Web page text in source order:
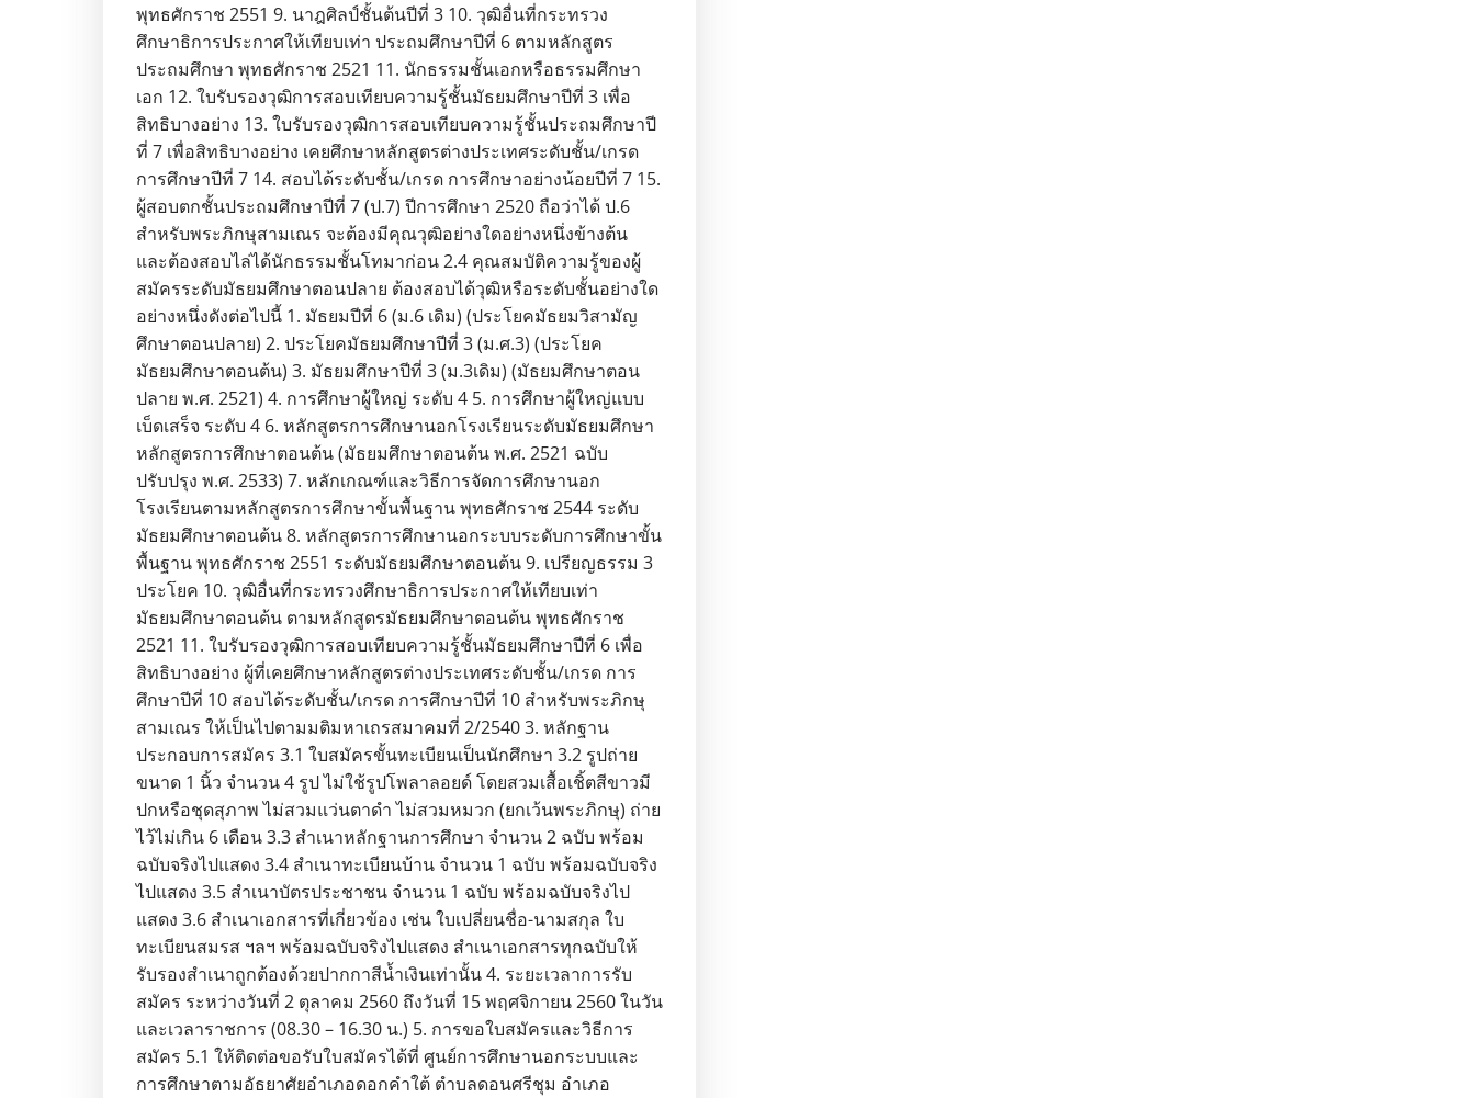
พุทธศักราช 2551 9. นาฎศิลป์ชั้นต้นปีที่ 3 10. วุฒิอื่นที่กระทรวง
ศึกษาธิการประกาศให้เทียบเท่า ประถมศึกษาปีที่ 6 ตามหลักสูตร
ประถมศึกษา พุทธศักราช 2521 11. นักธรรมชั้นเอกหรือธรรมศึกษา
เอก 12. ใบรับรองวุฒิการสอบเทียบความรู้ชั้นมัธยมศึกษาปีที่ 3 เพื่อ
สิทธิบางอย่าง 13. ใบรับรองวุฒิการสอบเทียบความรู้ชั้นประถมศึกษาปี
ที่ 7 เพื่อสิทธิบางอย่าง เคยศึกษาหลักสูตรต่างประเทศระดับชั้น/เกรด
การศึกษาปีที่ 7 14. สอบได้ระดับชั้น/เกรด การศึกษาอย่างน้อยปีที่ 7 15.
ผู้สอบตกชั้นประถมศึกษาปีที่ 7 (ป.7) ปีการศึกษา 2520 ถือว่าได้ ป.6
สำหรับพระภิกษุสามเณร จะต้องมีคุณวุฒิอย่างใดอย่างหนึ่งข้างต้น
และต้องสอบไล่ได้นักธรรมชั้นโทมาก่อน 2.4 คุณสมบัติความรู้ของผู้
สมัครระดับมัธยมศึกษาตอนปลาย ต้องสอบได้วุฒิหรือระดับชั้นอย่างใด
อย่างหนึ่งดังต่อไปนี้ 1. มัธยมปีที่ 6 (ม.6 เดิม) (ประโยคมัธยมวิสามัญ
ศึกษาตอนปลาย) 2. ประโยคมัธยมศึกษาปีที่ 3 (ม.ศ.3) (ประโยค
มัธยมศึกษาตอนต้น) 3. มัธยมศึกษาปีที่ 3 (ม.3เดิม) (มัธยมศึกษาตอน
ปลาย พ.ศ. 2521) 4. การศึกษาผู้ใหญ่ ระดับ 4 5. การศึกษาผู้ใหญ่แบบ
เบ็ดเสร็จ ระดับ 4 6. หลักสูตรการศึกษานอกโรงเรียนระดับมัธยมศึกษา
หลักสูตรการศึกษาตอนต้น (มัธยมศึกษาตอนต้น พ.ศ. 2521 ฉบับ
ปรับปรุง พ.ศ. 2533) 7. หลักเกณฑ์และวิธีการจัดการศึกษานอก
โรงเรียนตามหลักสูตรการศึกษาขั้นพื้นฐาน พุทธศักราช 2544 ระดับ
มัธยมศึกษาตอนต้น 8. หลักสูตรการศึกษานอกระบบระดับการศึกษาขั้น
พื้นฐาน พุทธศักราช 2551 ระดับมัธยมศึกษาตอนต้น 9. เปรียญธรรม 3
ประโยค 10. วุฒิอื่นที่กระทรวงศึกษาธิการประกาศให้เทียบเท่า
มัธยมศึกษาตอนต้น ตามหลักสูตรมัธยมศึกษาตอนต้น พุทธศักราช
2521 11. ใบรับรองวุฒิการสอบเทียบความรู้ชั้นมัธยมศึกษาปีที่ 6 เพื่อ
สิทธิบางอย่าง ผู้ที่เคยศึกษาหลักสูตรต่างประเทศระดับชั้น/เกรด การ
ศึกษาปีที่ 10 สอบได้ระดับชั้น/เกรด การศึกษาปีที่ 10 สำหรับพระภิกษุ
สามเณร ให้เป็นไปตามมติมหาเถรสมาคมที่ 2/2540 3. หลักฐาน
ประกอบการสมัคร 3.1 ใบสมัครขั้นทะเบียนเป็นนักศึกษา 3.2 รูปถ่าย
ขนาด 1 นิ้ว จำนวน 4 รูป ไม่ใช้รูปโพลาลอยด์ โดยสวมเสื้อเชิ้ตสีขาวมี
ปกหรือชุดสุภาพ ไม่สวมแว่นตาดำ ไม่สวมหมวก (ยกเว้นพระภิกษุ) ถ่าย
ไว้ไม่เกิน 6 เดือน 3.3 สำเนาหลักฐานการศึกษา จำนวน 2 ฉบับ พร้อม
ฉบับจริงไปแสดง 3.4 สำเนาทะเบียนบ้าน จำนวน 1 ฉบับ พร้อมฉบับจริง
ไปแสดง 3.5 สำเนาบัตรประชาชน จำนวน 1 ฉบับ พร้อมฉบับจริงไป
แสดง 3.6 สำเนาเอกสารที่เกี่ยวข้อง เช่น ใบเปลี่ยนชื่อ-นามสกุล ใบ
ทะเบียนสมรส ฯลฯ พร้อมฉบับจริงไปแสดง สำเนาเอกสารทุกฉบับให้
รับรองสำเนาถูกต้องด้วยปากกาสีน้ำเงินเท่านั้น 4. ระยะเวลาการรับ
สมัคร ระหว่างวันที่ 2 ตุลาคม 2560 ถึงวันที่ 15 พฤศจิกายน 2560 ในวัน
และเวลาราชการ (08.30 – 16.30 น.) 5. การขอใบสมัครและวิธีการ
สมัคร 5.1 ให้ติดต่อขอรับใบสมัครได้ที่ ศูนย์การศึกษานอกระบบและ
การศึกษาตามอัธยาศัยอำเภอดอกคำใต้ ตำบลดอนศรีชุม อำเภอ